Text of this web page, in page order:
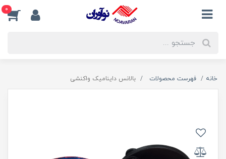
0
خانه فهرست محصولات بالانس داینامیک واکنشی